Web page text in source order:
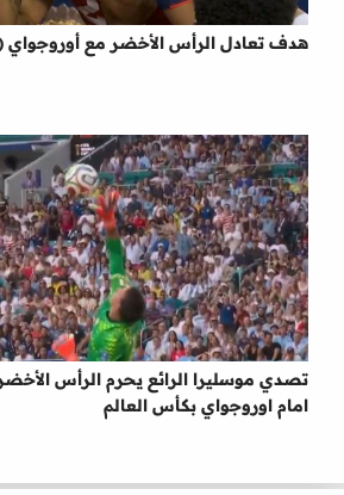
هدف تعادل الرأس الأخضر مع أوروجواي (2-2) كأس
تصدي موسليرا الرائع يحرم الرأس
امام اوروجواي بكأس العالم